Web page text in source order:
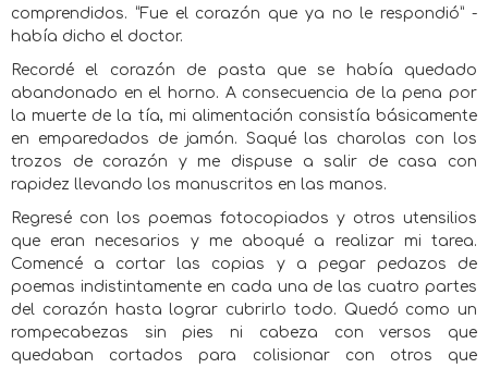
comprendidos. “Fue el corazón que ya no le respondió” -
había dicho el doctor.
Recordé el corazón de pasta que se había quedado
abandonado en el horno. A consecuencia de la pena por
la muerte de la tía, mi alimentación consistía básicamente
en emparedados de jamón. Saqué las charolas con los
trozos de corazón y me dispuse a salir de casa con
rapidez llevando los manuscritos en las manos.
Regresé con los poemas fotocopiados y otros utensilios
que eran necesarios y me aboqué a realizar mi tarea.
Comencé a cortar las copias y a pegar pedazos de
poemas indistintamente en cada una de las cuatro partes
del corazón hasta lograr cubrirlo todo. Quedó como un
rompecabezas sin pies ni cabeza con versos que
quedaban cortados para colisionar con otros que